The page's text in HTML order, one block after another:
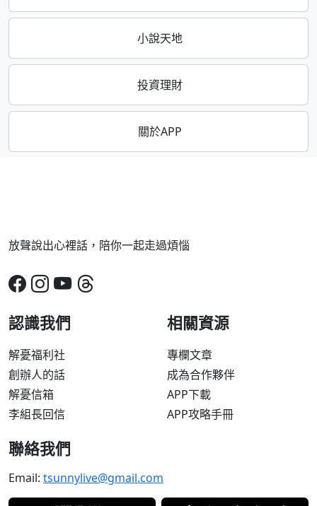
小說天地
投資理財
關於APP
放聲說出心裡話，陪你一起走過煩惱
認識我們
解憂福利社
創辦人的話
解憂信箱
李組長回信
相關資源
專欄文章
成為合作夥伴
APP下載
APP攻略手冊
聯絡我們
Email: tsunnylive@gmail.com